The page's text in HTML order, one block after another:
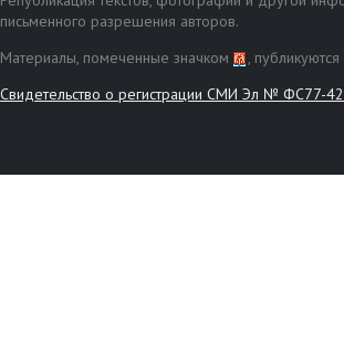
письменного разрешения авторов.
Материалы, помеченные значком
,
Свидетельство о регистрации СМИ Эл № ФС77-